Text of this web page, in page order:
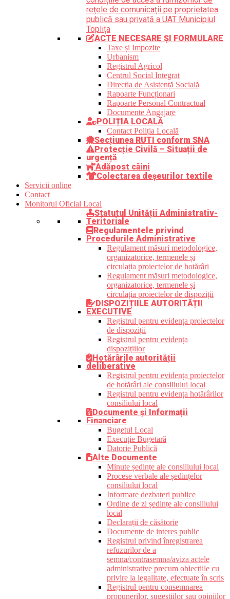
rețele de comunicații pe proprietatea
publică sau privată a UAT Municipiul
Toplița
ACTE NECESARE ȘI FORMULARE
Taxe și Impozite
Urbanism
Registrul Agricol
Centrul Social Integrat
Direcția de Asistență Socială
Rapoarte Funcționari
Rapoarte Personal Contractual
Documente Angajare
POLIȚIA LOCALĂ
Contact Poliția Locală
Secțiunea RUTI conform SNA
Protecție Civilă – Situații de
urgență
Adăpost câini
Colectarea deșeurilor textile
Servicii online
Contact
Monitorul Oficial Local
Statutul Unității Administrativ-
Teritoriale
Regulamentele privind
Procedurile Administrative
Regulament măsuri metodologice,
organizatorice, termenele și
circulația proiectelor de hotărâri
Regulament măsuri metodologice,
organizatorice, termenele și
circulația proiectelor de dispoziții
DISPOZIȚIILE AUTORITĂȚII
EXECUTIVE
Registrul pentru evidența proiectelor
de dispoziții
Registrul pentru evidența
dispozițiilor
Hotărârile autorității
deliberative
Registrul pentru evidența proiectelor
de hotărâri ale consiliului local
Registrul pentru evidența hotărârilor
consiliului local
Documente și Informații
Financiare
Bugetul Local
Execuție Bugetară
Datorie Publică
Alte Documente
Minute ședințe ale consiliului local
Procese verbale ale ședințelor
consiliului local
Informare dezbateri publice
Ordine de zi ședințe ale consiliului
local
Declarații de căsătorie
Documente de interes public
Registrul privind înregistrarea
refuzurilor de a
semna/contrasemna/aviza actele
administrative precum obiecțiile cu
privire la legalitate, efectuate în scris
Registrul pentru consemnarea
propunerilor, sugestiilor sau opiniilor